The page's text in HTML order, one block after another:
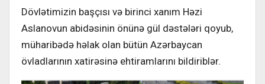
Dövlətimizin başçısı və birinci xanım Həzi
Aslanovun abidəsinin önünə gül dəstələri qoyub,
müharibədə həlak olan bütün Azərbaycan
övladlarının xatirəsinə ehtiramlarını bildiriblər.